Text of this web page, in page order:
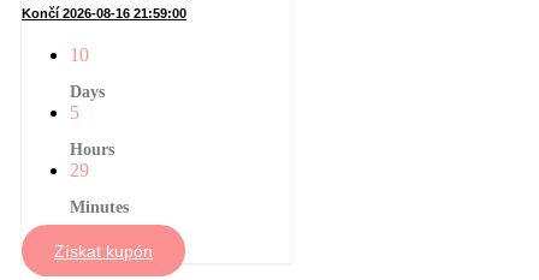
Končí 2026-08-16 21:59:00
10
Days
5
Hours
29
Minutes
Získat kupón